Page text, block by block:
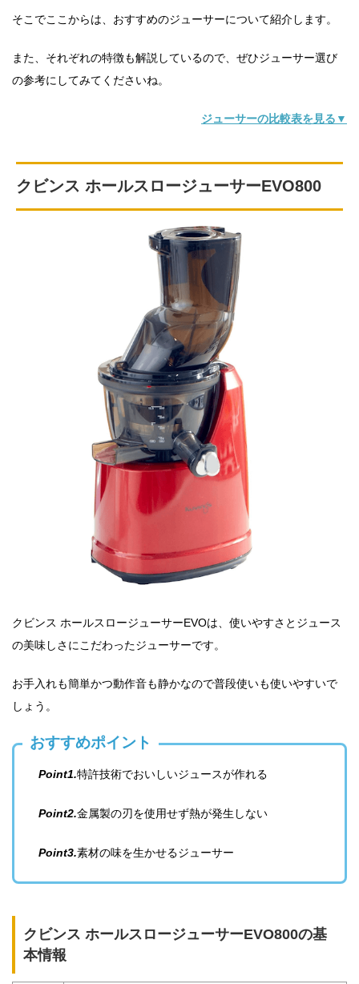
そこでここからは、おすすめのジューサーについて紹介します。
また、それぞれの特徴も解説しているので、ぜひジューサー選び
の参考にしてみてくださいね。
ジューサーの比較表を見る▼
クビンス ホールスロージューサーEVO800
クビンス ホールスロージューサーEVOは、使いやすさとジュース
の美味しさにこだわったジューサーです。
お手入れも簡単かつ動作音も静かなので普段使いも使いやすいで
しょう。
おすすめポイント
Point1.特許技術でおいしいジュースが作れる
Point2.金属製の刃を使用せず熱が発生しない
Point3.素材の味を生かせるジューサー
クビンス ホールスロージューサーEVO800の基
本情報